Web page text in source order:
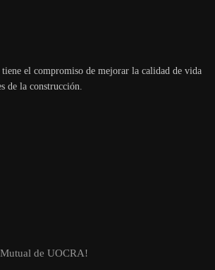
el compromiso de mejorar la calidad de vida
de la construcción.
de UOCRA!